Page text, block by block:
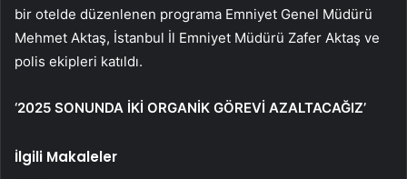
bir otelde düzenlenen programa Emniyet Genel Müdürü
Mehmet Aktaş, İstanbul İl Emniyet Müdürü Zafer Aktaş ve
polis ekipleri katıldı.
‘2025 SONUNDA İKİ ORGANİK GÖREVİ AZALTACAĞIZ’
İlgili Makaleler